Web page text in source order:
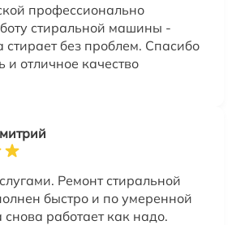
профессионально
стиральной машины -
стирает без проблем. Спасибо
и отличное качество
Ремонт стиральной
быстро и по умеренной
работает как надо.